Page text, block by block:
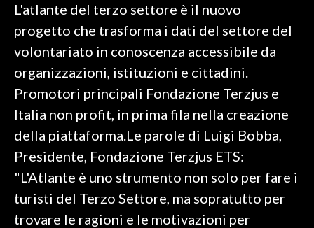
VOLLEY
MOTORI
TENNIS
ALTRI SPORT
SPETTACOLI
GOSSIP
SALUTE
L'atlante del terzo settore è il nuovo
progetto che trasforma i dati del settore del
volontariato in conoscenza accessibile da
organizzazioni, istituzioni e cittadini.
Promotori principali Fondazione Terzjus e
Italia non profit, in prima fila nella creazione
della piattaforma.Le parole di Luigi Bobba,
Presidente, Fondazione Terzjus ETS:
"L'Atlante è uno strumento non solo per fare i
turisti del Terzo Settore, ma sopratutto per
trovare le ragioni e le motivazioni per